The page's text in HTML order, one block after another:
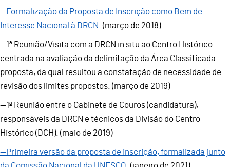
—Formalização da Proposta de Inscrição como Bem de
Interesse Nacional à DRCN. (março de 2018)
—1ª Reunião/Visita com a DRCN in situ ao Centro Histórico
centrada na avaliação da delimitação da Área Classificada
proposta, da qual resultou a constatação de necessidade de
revisão dos limites propostos. (março de 2019)
—1ª Reunião entre o Gabinete de Couros (candidatura),
responsáveis da DRCN e técnicos da Divisão do Centro
Histórico (DCH). (maio de 2019)
—Primeira versão da proposta de inscrição, formalizada junto